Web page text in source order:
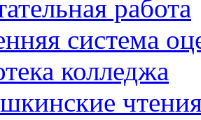
работа
система
колледжа